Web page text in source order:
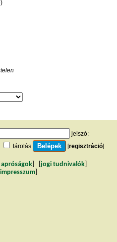
jelszó:
tárolás
[regisztráció]
apróságok jogi tudnivalók
impresszum]